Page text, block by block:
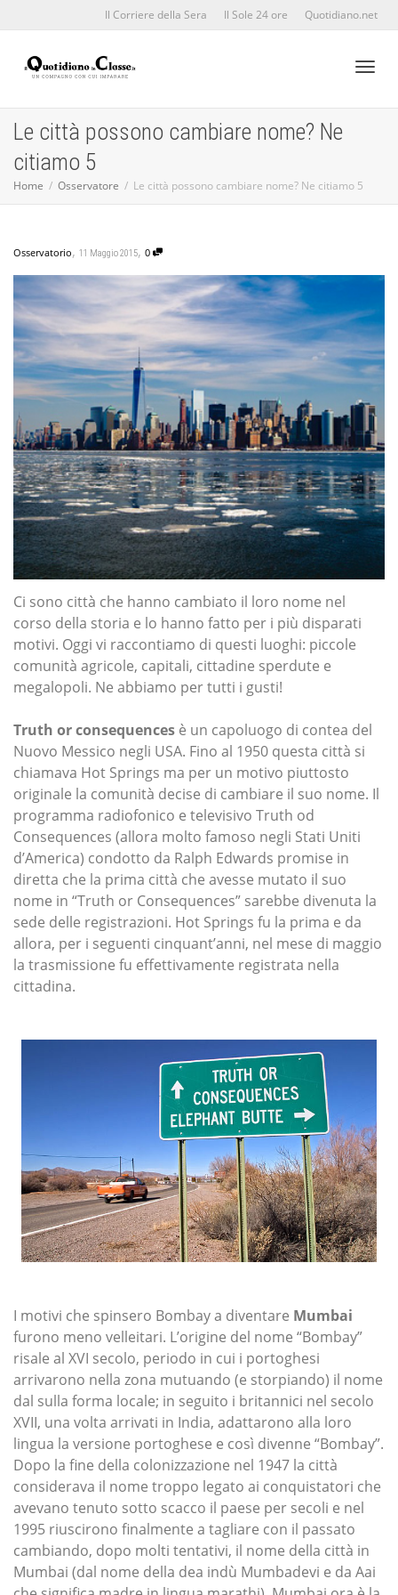
Il Corriere della Sera Il Sole 24 ore Quotidiano.net
Le città possono cambiare nome? Ne
citiamo 5
Home Osservatore Le città possono cambiare nome? Ne citiamo 5
Osservatorio, 11 Maggio 2015, 0
Ci sono città che hanno cambiato il loro nome nel
corso della storia e lo hanno fatto per i più disparati
motivi. Oggi vi raccontiamo di questi luoghi: piccole
comunità agricole, capitali, cittadine sperdute e
megalopoli. Ne abbiamo per tutti i gusti!
Truth or consequences è un capoluogo di contea del
Nuovo Messico negli USA. Fino al 1950 questa città si
chiamava Hot Springs ma per un motivo piuttosto
originale la comunità decise di cambiare il suo nome. Il
programma radiofonico e televisivo Truth od
Consequences (allora molto famoso negli Stati Uniti
d’America) condotto da Ralph Edwards promise in
diretta che la prima città che avesse mutato il suo
nome in “Truth or Consequences” sarebbe divenuta la
sede delle registrazioni. Hot Springs fu la prima e da
allora, per i seguenti cinquant’anni, nel mese di maggio
la trasmissione fu effettivamente registrata nella
cittadina.
I motivi che spinsero Bombay a diventare Mumbai
furono meno velleitari. L’origine del nome “Bombay”
risale al XVI secolo, periodo in cui i portoghesi
arrivarono nella zona mutuando (e storpiando) il nome
dal sulla forma locale; in seguito i britannici nel secolo
XVII, una volta arrivati in India, adattarono alla loro
lingua la versione portoghese e così divenne “Bombay”.
Dopo la fine della colonizzazione nel 1947 la città
considerava il nome troppo legato ai conquistatori che
avevano tenuto sotto scacco il paese per secoli e nel
1995 riuscirono finalmente a tagliare con il passato
cambiando, dopo molti tentativi, il nome della città in
Mumbai (dal nome della dea indù Mumbadevi e da Aai